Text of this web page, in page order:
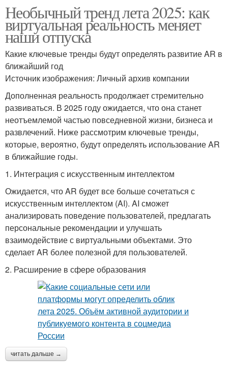
Необычный тренд лета 2025: как
виртуальная реальность меняет
наши отпуска
Какие ключевые тренды будут определять развитие AR в
ближайший год
Источник изображения: Личный архив компании
Дополненная реальность продолжает стремительно
развиваться. В 2025 году ожидается, что она станет
неотъемлемой частью повседневной жизни, бизнеса и
развлечений. Ниже рассмотрим ключевые тренды,
которые, вероятно, будут определять использование AR
в ближайшие годы.
1. Интеграция с искусственным интеллектом
Ожидается, что AR будет все больше сочетаться с
искусственным интеллектом (AI). AI сможет
анализировать поведение пользователей, предлагать
персональные рекомендации и улучшать
взаимодействие с виртуальными объектами. Это
сделает AR более полезной для пользователей.
2. Расширение в сфере образования
читать дальше →